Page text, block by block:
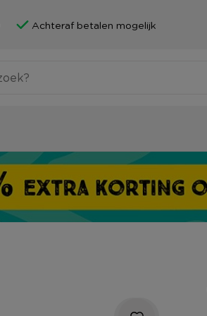
Achteraf betalen mogelijk